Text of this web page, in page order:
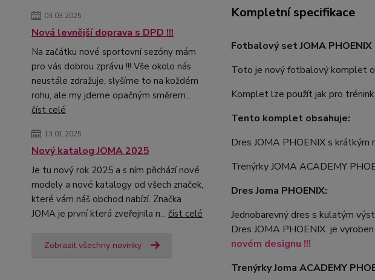
03.03.2025
Nová levnější doprava s DPD !!!
Na začátku nové sportovní sezóny mám
pro vás dobrou zprávu !!! Vše okolo nás
neustále zdražuje, slyšíme to na koždém
rohu, ale my jdeme opačným směrem...
číst celé
13.01.2025
Nový katalog JOMA 2025
Je tu nový rok 2025 a s ním přichází nové
modely a nové katalogy od všech značek,
které vám náš obchod nabízí. Značka
JOMA je první která zveřejnila n... číst celé
Zobrazit všechny novinky
Kompletní specifikace
Fotbalový set JOMA PHOENIX
Toto je nový fotbalový komplet
Komplet lze použít jak pro
Tento komplet obsahuje:
Dres JOMA PHOENIX s krátkým
Trenýrky JOMA ACADEMY
Dres Joma PHOENIX:
Jednobarevný dres s kulatým
Dres JOMA PHOENIX je
novém designu !!!
Trenýrky Joma ACADEMY